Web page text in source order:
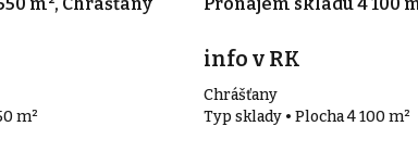
m²
info v RK
Chrášťany
Typ sklady • Plocha 4 100 m²